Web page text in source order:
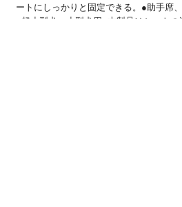
ートにしっかりと固定できる。●助手席
●超小型犬、小型犬用●本製品はシートの